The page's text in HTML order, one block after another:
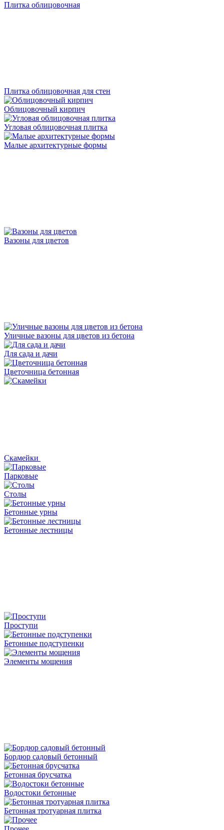
Плитка облицовочная
Плитка облицовочная для стен
Облицовочный кирпич
Угловая облицовочная плитка
Малые архитектурные формы
Вазоны для цветов
Уличные вазоны для цветов из бетона
Для сада и дачи
Цветочница бетонная
Скамейки
Парковые
Столы
Бетонные урны
Бетонные лестницы
Проступи
Бетонные подступенки
Элементы мощения
Бордюр садовый бетонный
Бетонная брусчатка
Водостоки бетонные
Бетонная тротуарная плитка